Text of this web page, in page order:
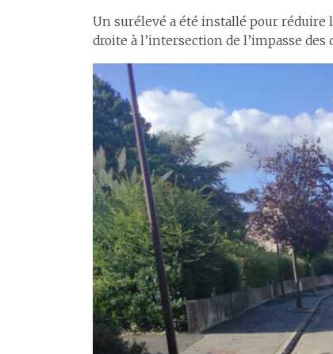
Un surélevé a été installé pour réduire
droite à l’intersection de l’impasse des